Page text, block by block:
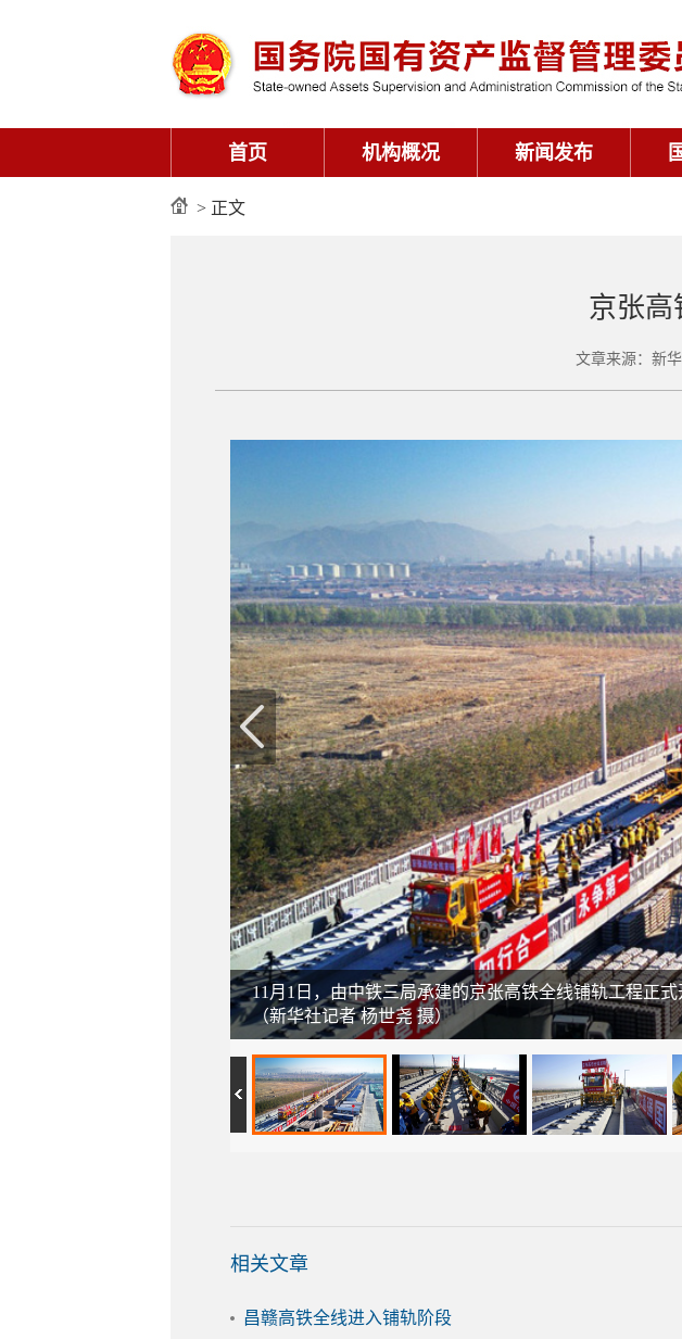
首页 机构概况 新闻发布
> 正文
京张高
文章来源：新
11月1日，由中铁三局承建的京张高铁全线铺轨工程正
（新华社记者 杨世尧 摄）
相关文章
昌赣高铁全线进入铺轨阶段